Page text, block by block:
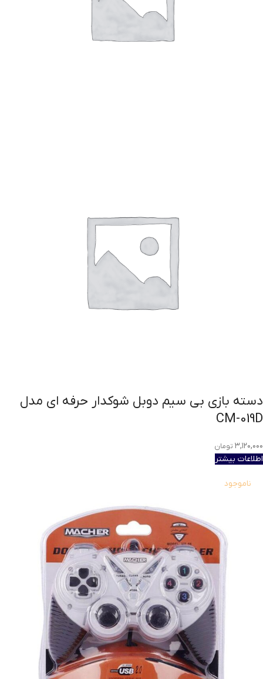
دسته بازی بی سیم دوبل شوکدار حرفه ای مدل
CM-019D
۳,۱۲۰,۰۰۰ تومان
اطلاعات بیشتر
ناموجود